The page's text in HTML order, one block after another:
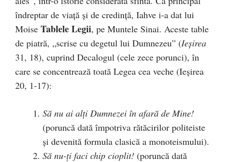
îndreptar de viață și de credință, Iahve i-a dat lui
Moise Tablele Legii, pe Muntele Sinai. Aceste table
de piatră, „scrise cu degetul lui Dumnezeu” (Ieșirea
31, 18), cuprind Decalogul (cele zece porunci), în
care se concentrează toată Legea cea veche (Ieșirea
20, 1-17):
Să nu ai alți Dumnezei în afară de Mine!
(poruncă dată împotriva rătăcirilor politeiste
și devenită formula clasică a monoteismului).
Să nu-ți faci chip cioplit! (poruncă dată